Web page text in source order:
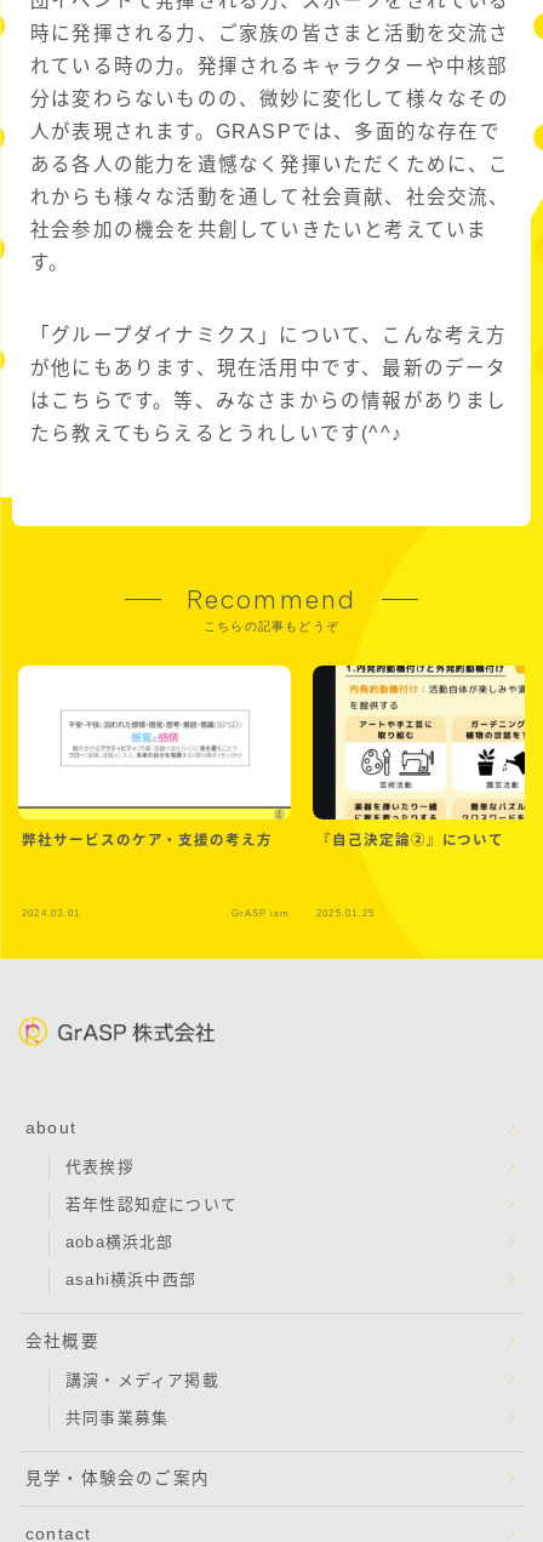
時に発揮される力、ご家族の皆さまと活動を交流さ
れている時の力。発揮されるキャラクターや中核部
分は変わらないものの、微妙に変化して様々なその
人が表現されます。GRASPでは、多面的な存在で
ある各人の能力を遺憾なく発揮いただくために、こ
れからも様々な活動を通して社会貢献、社会交流、
社会参加の機会を共創していきたいと考えていま
す。
「グループダイナミクス」について、こんな考え方
が他にもあります、現在活用中です、最新のデータ
はこちらです。等、みなさまからの情報がありまし
たら教えてもらえるとうれしいです(^^♪
Recommend
こちらの記事もどうぞ
弊社サービスのケア・支援の考え方
2024.03.01 GrASP ism
『自己決定論➁』について
2025.01.25
about
代表挨拶
若年性認知症について
aoba横浜北部
asahi横浜中西部
会社概要
講演・メディア掲載
共同事業募集
見学・体験会のご案内
contact